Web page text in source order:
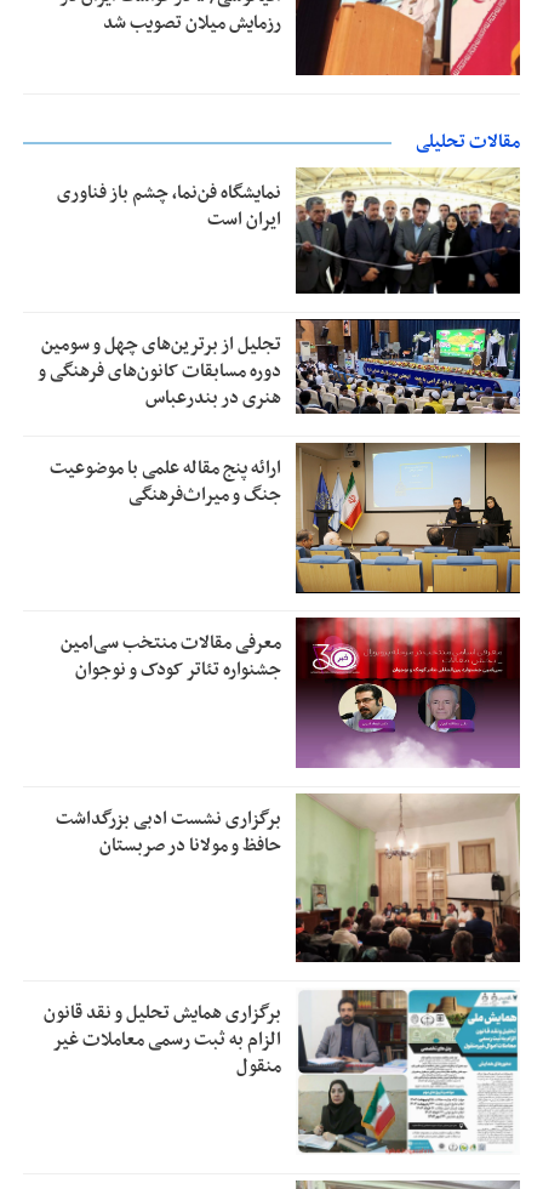
رزمایش میلان تصویب شد
مقالات تحلیلی
نمایشگاه فن‌نما، چشم باز فناوری
ایران است
تجلیل از بر‌ترین‌های چهل و سومین
دوره مسابقات کانون‌های فرهنگی و
هنری در بندرعباس
ارائه پنج مقاله علمی با موضوعیت
جنگ و میراث‌فرهنگی
معرفی مقالات منتخب سی‌امین
جشنواره تئاتر کودک و نوجوان
برگزاری نشست ادبی بزرگداشت
حافظ و مولانا در صربستان
برگزاری همایش تحلیل و نقد قانون
الزام به ثبت رسمی معاملات غیر
منقول